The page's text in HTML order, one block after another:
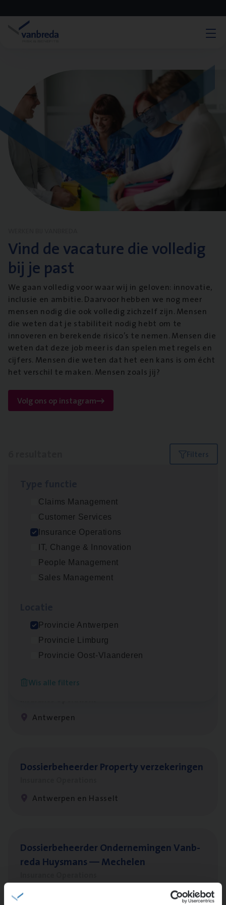
Vind de vacature die volledig
bij je past
We gaan volledig voor waar wij in geloven: innovatie,
inclusie en ambitie. Daarvoor hebben we nog meer
mensen nodig die ook volledig zichzelf zijn. Mensen
die weten dat je stabiliteit nodig hebt om te
innoveren en berekende risico’s te nemen. Mensen die
weten dat deze job meer is dan spelen met regels en
cijfers. Mensen die weten dat het een kans is om écht
het verschil te maken. Mensen zoals jij?
Volg ons op instagram
Filters
Claims Management
Customer Services
Insurance Operations
IT, Change & Innovation
People Management
Sales Management
Provincie Antwerpen
Provincie Limburg
Provincie Oost-Vlaanderen
Wis alle filters
Dos­sier­be­heer­der ver­ze­ke­rin­gen — Soci­al
Pro­fit en Public
Insurance Operations
Antwerpen
Insurance Operations
Beveren
Client Exe­cu­ti­ve Marine
Antwerpen
Dos­sier­be­heer­der Pro­per­ty verzekeringen
Antwerpen en Hasselt
Dos­sier­be­heer­der Onder­ne­min­gen Van­b­
re­da Huys­mans — Mechelen